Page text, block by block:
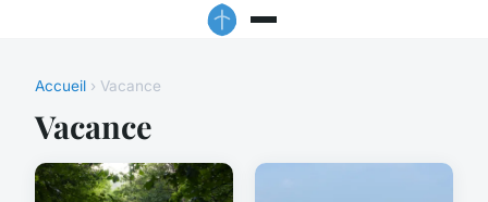
Accueil › Vacance
Vacance